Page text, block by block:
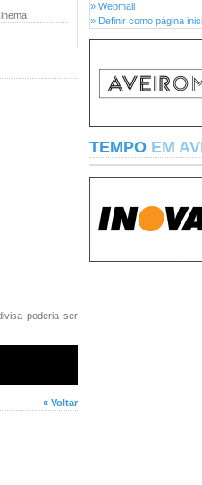
poderia ser
« Voltar
» Webmail
» Definir como página
TEMPO EM